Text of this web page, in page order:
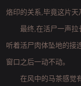
烙印的关系,毕竟这片天
最终,在活尸一声拉
听着活尸肉体坠地的接
窗口之后一动不动。
在风中的马茶感觉